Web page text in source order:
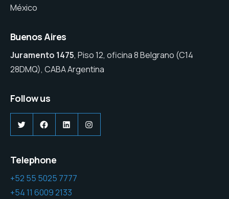
México
Buenos Aires
Juramento 1475, Piso 12, oficina 8 Belgrano (C14
28DMQ), CABA Argentina
Follow us
TwitterFacebook
LinkedInInstagram
Telephone
+52 55 5025 7777
+54 11 6009 2133